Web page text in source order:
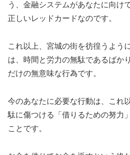
う、金融システムがあなたに向け
正しいレッドカードなのです。
これ以上、宮城の街を彷徨うよう
は、時間と労力の無駄であるばか
だけの無意味な行為です。
今のあなたに必要な行動は、これ
駄に傷つける「借りるための努力
ことです。